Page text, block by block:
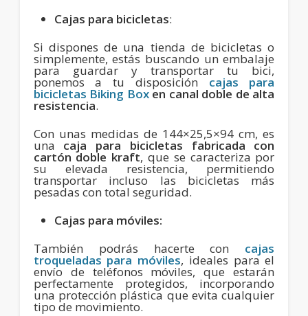
Cajas para bicicletas:
Si dispones de una tienda de bicicletas o
simplemente, estás buscando un embalaje
para guardar y transportar tu bici,
ponemos a tu disposición cajas para
bicicletas Biking Boxen canal doble de alta
resistencia.
Con unas medidas de 144×25,5×94 cm, es
una caja para bicicletas fabricada con
cartón doble kraft, que se caracteriza por
su elevada resistencia, permitiendo
transportar incluso las bicicletas más
pesadas con total seguridad.
Cajas para móviles:
También podrás hacerte con cajas
troqueladas para móviles, ideales para el
envío de teléfonos móviles, que estarán
perfectamente protegidos, incorporando
una protección plástica que evita cualquier
tipo de movimiento.